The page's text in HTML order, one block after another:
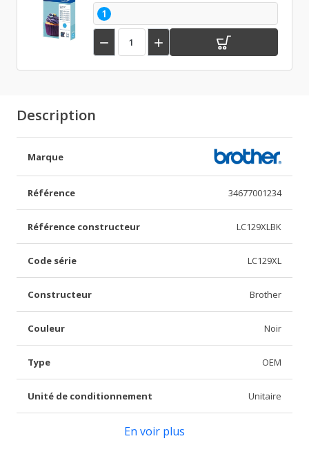
1
 
Description
Marque
Référence 34677001234
Référence constructeur LC129XLBK
Code série LC129XL
Constructeur Brother
Couleur Noir
Type OEM
Unité de conditionnement Unitaire
En voir plus